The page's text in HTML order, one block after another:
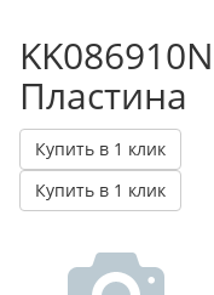
KK086910N
Пластина
Купить в 1 клик
Купить в 1 клик